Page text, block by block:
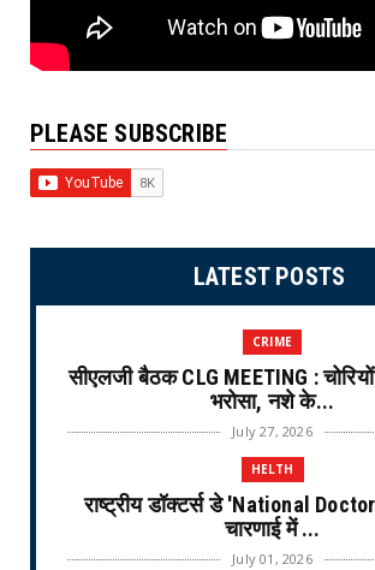
PLEASE SUBSCRIBE
LATEST POSTS
CRIME
सीएलजी बैठक CLG MEETING :
भरोसा, नशे के...
July 27, 2026
HELTH
राष्ट्रीय डॉक्टर्स डे 'National
चारणाई में ...
July 01, 2026